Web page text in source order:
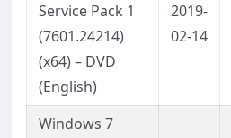
Service Pack 1
(7601.24214)
(x64) – DVD
(English)
2019-
02-14
Windows 7